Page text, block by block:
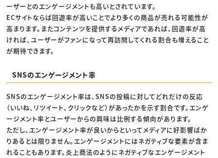
ーザーとのエンゲージメントも高いとされています。
ECサイトならば回遊率が高いことでより多くの商品が売れる可能性が
高まります。またコンテンツを提供するメディアであれば、回遊率が高
ければ、ユーザーがファンになって再訪問してくれる割合も増えること
が期待できます。
SNSのエンゲージメント率
SNSのエンゲージメント率は、SNSの投稿に対してどれだけの反応
（いいね、リツイート、クリックなど）があったかを示す割合です。エンゲ
ージメント率とユーザーからの興味は比例する傾向があります。
ただし、エンゲージメント率が良いからといってメディアに好影響ばか
りあるとは限りません。エンゲージメントにはネガティブな要素が含ま
れることもあります。炎上商法のようにネガティブなエンゲージメント